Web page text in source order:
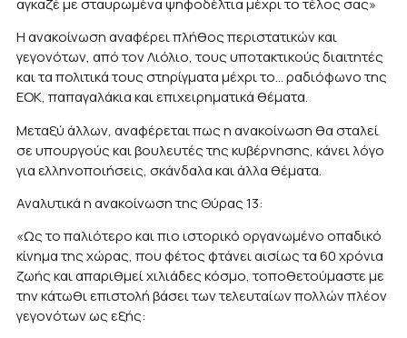
αγκαζέ με σταυρωμένα ψηφοδέλτια μέχρι το τέλος σας»
Η ανακοίνωση αναφέρει πλήθος περιστατικών και
γεγονότων, από τον Λιόλιο, τους υποτακτικούς διαιτητές
και τα πολιτικά τους στηρίγματα μέχρι το… ραδιόφωνο της
ΕΟΚ, παπαγαλάκια και επιχειρηματικά θέματα.
Μεταξύ άλλων, αναφέρεται πως η ανακοίνωση θα σταλεί
σε υπουργούς και βουλευτές της κυβέρνησης, κάνει λόγο
για ελληνοποιήσεις, σκάνδαλα και άλλα θέματα.
Αναλυτικά η ανακοίνωση της Θύρας 13:
«Ως το παλιότερο και πιο ιστορικό οργανωμένο οπαδικό
κίνημα της χώρας, που φέτος φτάνει αισίως τα 60 χρόνια
ζωής και απαριθμεί χιλιάδες κόσμο, τοποθετούμαστε με
την κάτωθι επιστολή βάσει των τελευταίων πολλών πλέον
γεγονότων ως εξής: